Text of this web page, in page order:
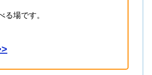
場です。